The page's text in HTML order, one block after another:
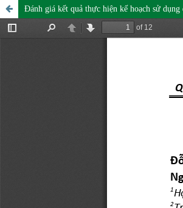
Đánh giá kết quả thực hiện kế hoạch sử